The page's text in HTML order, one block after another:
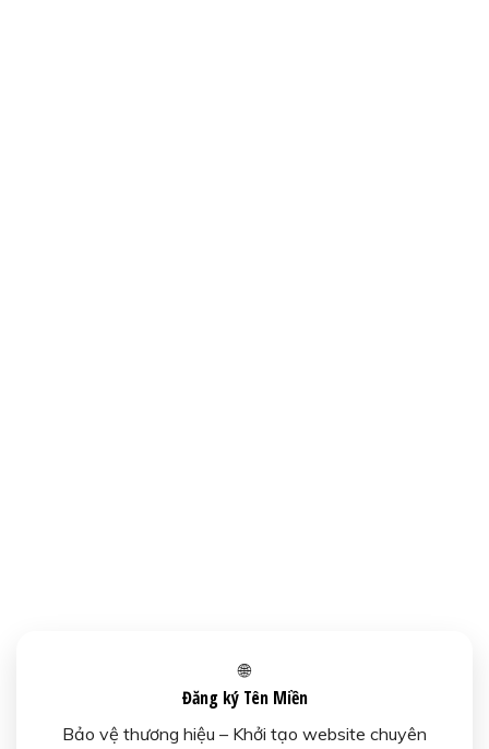
🌐
Đăng ký Tên Miền
Bảo vệ thương hiệu – Khởi tạo website chuyên